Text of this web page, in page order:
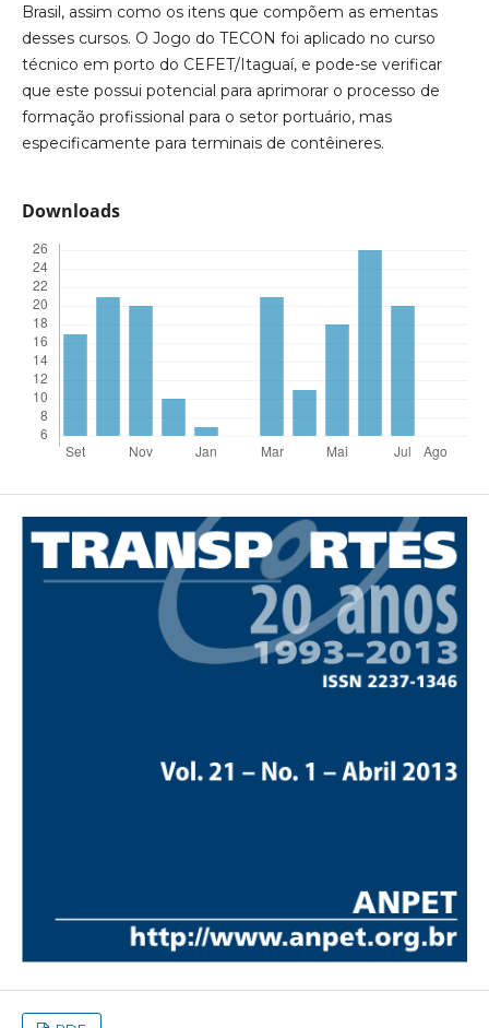
Brasil, assim como os itens que compõem as ementas
desses cursos. O Jogo do TECON foi aplicado no curso
técnico em porto do CEFET/Itaguaí, e pode-se verificar
que este possui potencial para aprimorar o processo de
formação profissional para o setor portuário, mas
especificamente para terminais de contêineres.
Downloads